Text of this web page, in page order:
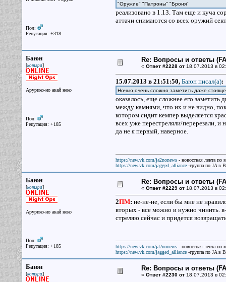
Пол:
Репутация: +318
"Оружие" "Патроны" "Броня"
реализовано в 1.13. Там еще и куча
аттачи снимаются со всех оружий
Баюн
[котяра]
Арурико-но акай неко
Пол:
Репутация: +185
Re: Вопросы и ответы
« Ответ #2228 от18.07.2013 в
15.07.2013 в 21:51:50, Баюн писал(a):
Ночью очень сложно заметить даже
оказалось, еще сложнее его
между камнями, что их и не видно,
котором сидит кемпер выделяется
всех уже перестреляли/перерезали, и
да не я первый, наверное.
https://new.vk.com/ja2nonews- новостная лента по
https://new.vk.com/jagged_alliance-группа по JA в
Баюн
[котяра]
Арурико-но акай неко
Пол:
Репутация: +185
Re: Вопросы и ответы
« Ответ #2229 от18.07.2013 в
2ПМ: не-не-не, если бы мне не
вторых - все можно и нужно чинить.
стреляю сейчас и придется
https://new.vk.com/ja2nonews- новостная лента по
https://new.vk.com/jagged_alliance-группа по JA в
Баюн
[котяра]
Re: Вопросы и ответы
« Ответ #2230 от18.07.2013 в